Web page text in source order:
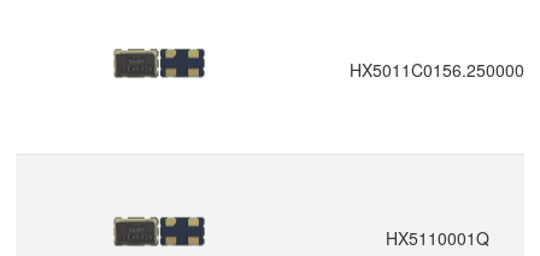
HX5011C0156.250000
HX5110001Q